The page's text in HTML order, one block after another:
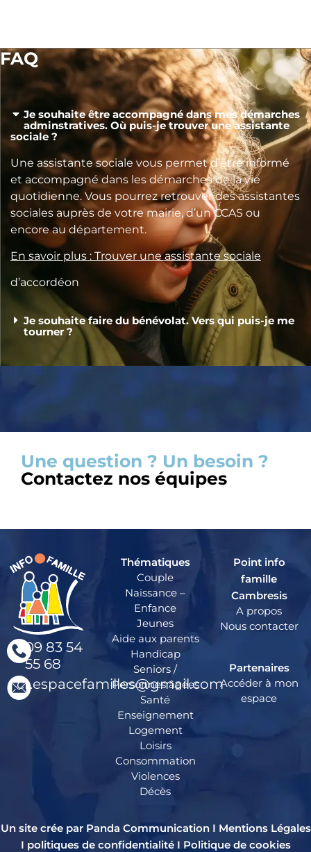
FAQ
Je souhaite être accompagné dans mes démarches
adminstratives. Où puis-je trouver une assistante
sociale ?
Une assistante sociale vous permet d’être informé
et accompagné dans les démarches de la vie
quotidienne. Vous pourrez retrouver des assistantes
sociales auprès de votre mairie, d’un CCAS ou
encore au département.
En savoir plus : Trouver une assistante sociale
d’accordéon
Je souhaite faire du bénévolat. Vers qui puis-je me
tourner ?
Une question ? Un besoin ?
Contactez nos équipes
09 83 54
55 68
cr.espacefamilles@gmail.com
Thématiques
Couple
Naissance –
Enfance
Jeunes
Aide aux parents
Handicap
Seniors /
Personnes âgées
Santé
Enseignement
Logement
Loisirs
Consommation
Violences
Décès
Point info
famille
Cambresis
A propos
Nous contacter
Partenaires
Accéder à mon
espace
Un site crée par Panda Communication I Mentions Légales
I politiques de confidentialitéI Politique de cookies